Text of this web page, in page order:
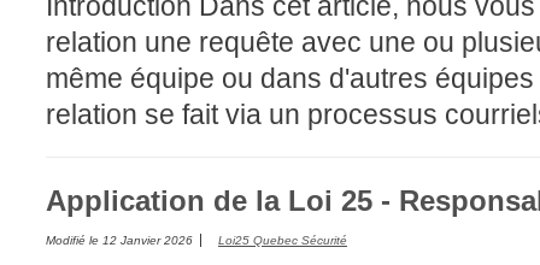
Introduction Dans cet article, nous
relation une requête avec une ou
même équipe ou dans d'autres
relation se fait via un processus
Application de la Loi 25 -
Modifié le 12 Janvier 2026 Loi25 Quebec Sécurité